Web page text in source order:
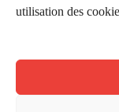
utilisation des